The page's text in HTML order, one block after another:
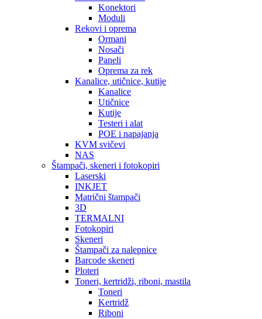
Konektori
Moduli
Rekovi i oprema
Ormani
Nosači
Paneli
Oprema za rek
Kanalice, utičnice, kutije
Kanalice
Utičnice
Kutije
Testeri i alat
POE i napajanja
KVM svičevi
NAS
Štampači, skeneri i fotokopiri
Laserski
INKJET
Matrični štampači
3D
TERMALNI
Fotokopiri
Skeneri
Štampači za nalepnice
Barcode skeneri
Ploteri
Toneri, kertridži, riboni, mastila
Toneri
Kertridž
Riboni